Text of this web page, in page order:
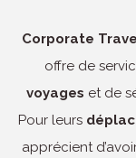
Corporate
offre de
voyages et de
Pour leurs
apprécient